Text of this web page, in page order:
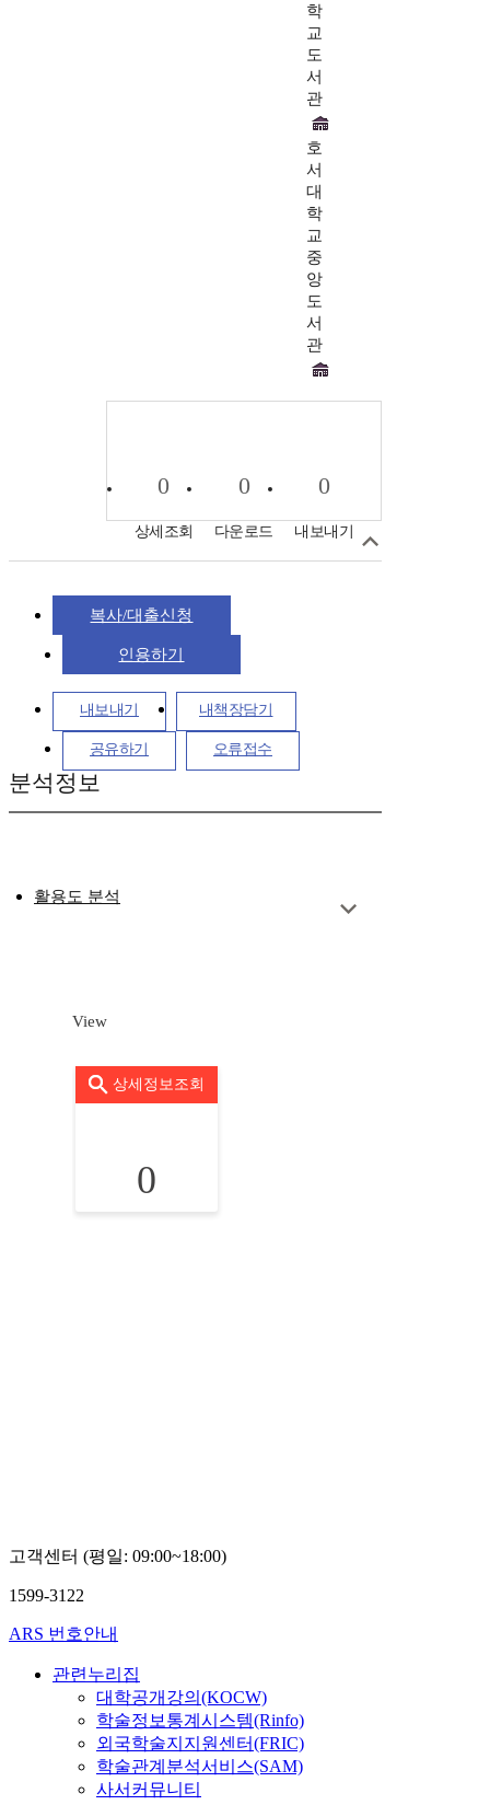
학
교
도
서
관
호
서
대
학
교
중
앙
도
서
관
0
상세조회
0
다운로드
0
내보내기
복사/대출신청
인용하기
내보내기 내책장담기
공유하기 오류접수
분석정보
활용도 분석
View
상세정보조회
0
고객센터 (평일: 09:00~18:00)
1599-3122
ARS 번호안내
관련누리집
대학공개강의(KOCW)
학술정보통계시스템(Rinfo)
외국학술지지원센터(FRIC)
학술관계분석서비스(SAM)
사서커뮤니티